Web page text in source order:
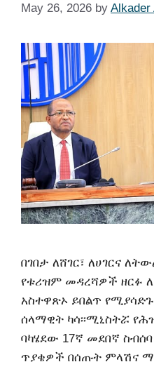
May 26, 2026 by Alkader
በገበታ ለሸገር፣ ለሀገርና
የቱሪዝም መዳረሻዎች ዘርፉ
አስተዋጽኦ ይበልጥ
ሰላማዊት ካሳ፡፡ሚኒስትሯ
ባካሄደው 17ኛ መደበኛ
ጥያቄዎች በሰጡት ምላሽና